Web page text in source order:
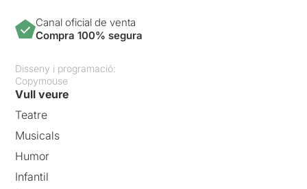
Canal oficial de venta
Compra 100% segura
Disseny i programació:
Copymouse
Vull veure
Teatre
Musicals
Humor
Infantil